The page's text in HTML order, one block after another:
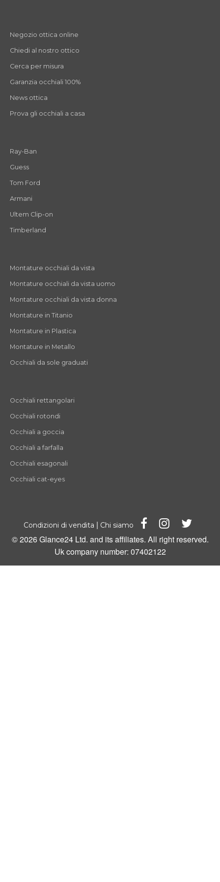
Negozio ottica online
Chiedi al nostro ottico
Cerca per misura
Garanzia occhiali 100%
News ottica
Prova gli occhiali a casa
Ray-Ban
Guess
Tom Ford
Armani
Ultem Clip-on
Timberland
Montature occhiali da vista
Montature occhiali da vista uomo
Montature occhiali da vista donna
Montature in Titanio
Montature in Plastica
Montature in Metallo
Occhiali da sole graduati
Occhiali rettangolari
Occhiali rotondi
Occhiali a goccia
Occhiali a farfalla
Occhiali esagonali
Occhiali cat-eyes
Condizioni di vendita | Chi siamo
© 2026 Glance24 Ltd. and its affiliates. All right reserved.
Uk company number: 07402122